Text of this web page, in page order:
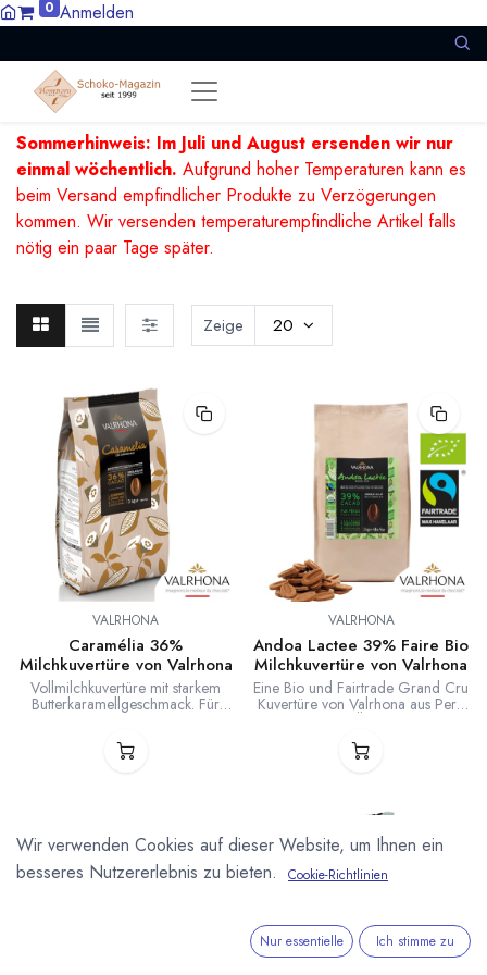
0 Anmelden
Sommerhinweis: Im Juli und August ersenden wir nur
einmal wöchentlich. Aufgrund hoher Temperaturen kann es
beim Versand empfindlicher Produkte zu Verzögerungen
kommen. Wir versenden temperaturempfindliche Artikel falls
nötig ein paar Tage später.
Zeige 20
VALRHONA
Caramélia 36%
Milchkuvertüre von Valrhona
Vollmilchkuvertüre mit starkem
Butterkaramellgeschmack. Für
diese Karamell-Kuvertüre setzt
Milchkuvertüre 20% Karamell zu.
VALRHONA
Andoa Lactee 39% Faire Bio
Milchkuvertüre von Valrhona
Eine Bio und Fairtrade Grand Cru
Kuvertüre von Valrhona aus Peru
Kakao. Unsere Ökokontrollstelle:
Wir verwenden Cookies auf dieser Website, um Ihnen ein
besseres Nutzererlebnis zu bieten.
Cookie-Richtlinien
Nur essentielle Ich stimme zu